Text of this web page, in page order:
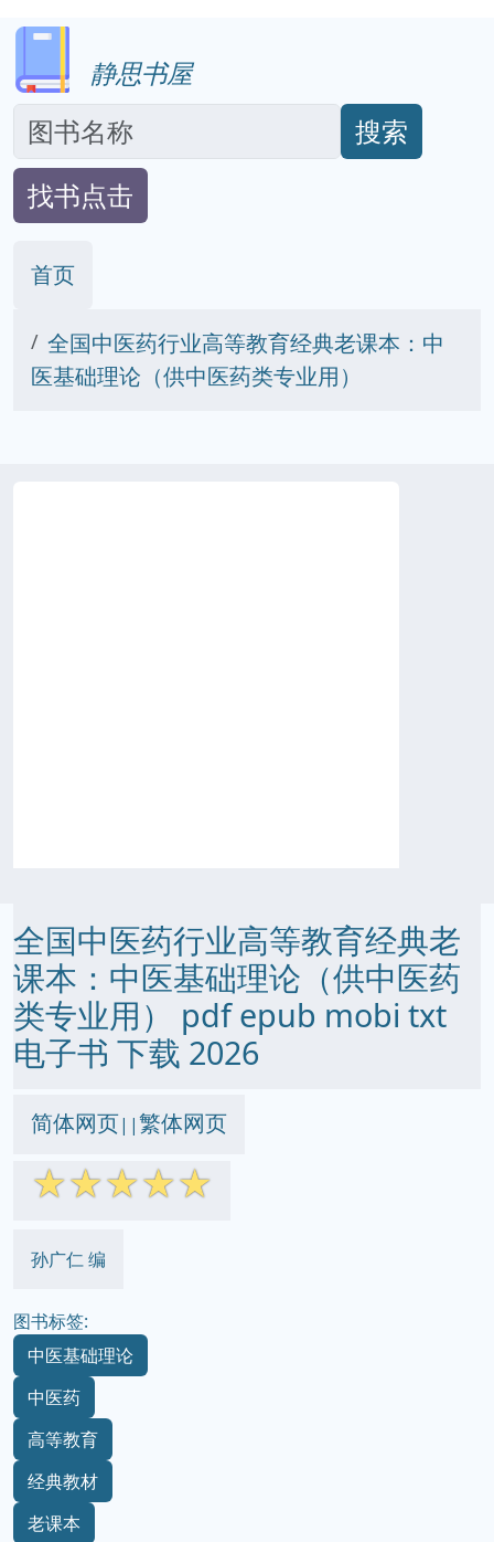
静思书屋
搜索
找书点击
首页
全国中医药行业高等教育经典老课本：中
医基础理论（供中医药类专业用）
全国中医药行业高等教育经典老
课本：中医基础理论（供中医药
类专业用） pdf epub mobi txt
电子书 下载 2026
简体网页||繁体网页
☆☆☆☆☆
孙广仁 编
图书标签:
中医基础理论
中医药
高等教育
经典教材
老课本